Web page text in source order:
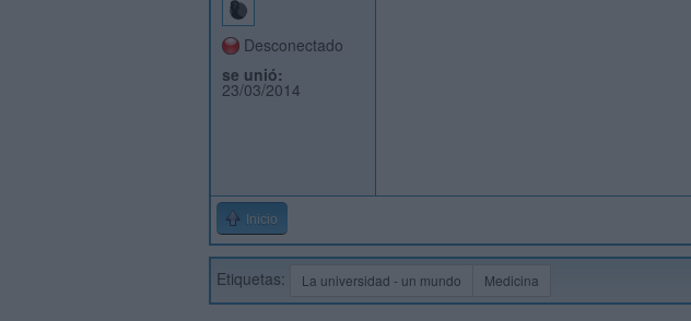
Desconectado
se unió:
23/03/2014
Inicio
Etiquetas: La universidad - un mundo Medicina